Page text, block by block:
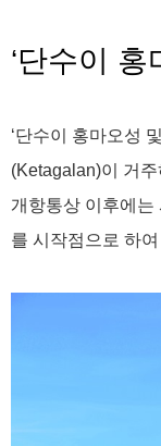
‘단수이 홍
‘단수이 홍마오성
(Ketagalan)이 거
개항통상 이후에는
를 시작점으로 하